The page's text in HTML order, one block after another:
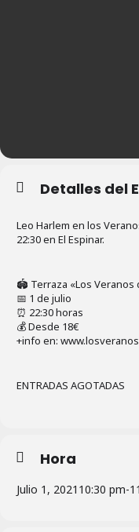
Detalles del
Leo Harlem en los
22:30 en El Espinar.
🏟 Terraza «Los Veranos
📅 1 de julio
⏰ 22:30 horas
💰 Desde 18€
+info en:
ENTRADAS AGOTADAS
Hora
Julio 1, 2021 10:30 pm-